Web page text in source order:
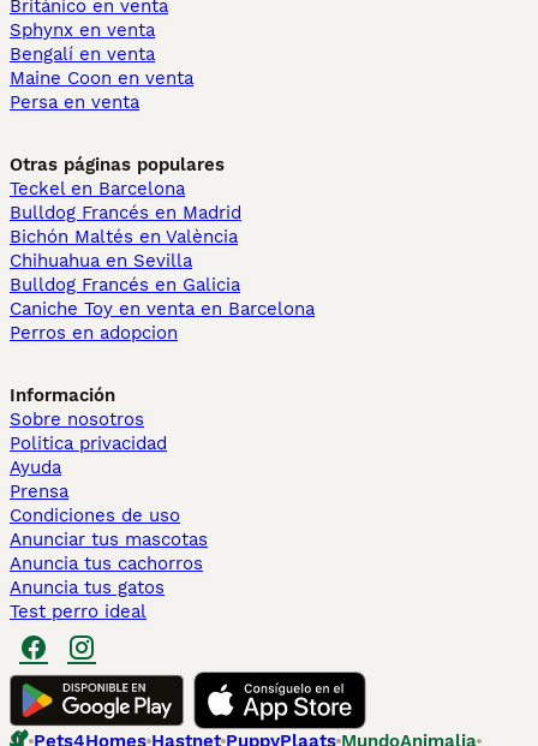
Británico en venta
Sphynx en venta
Bengalí en venta
Maine Coon en venta
Persa en venta
Otras páginas populares
Teckel en Barcelona
Bulldog Francés en Madrid
Bichón Maltés en València
Chihuahua en Sevilla
Bulldog Francés en Galicia
Caniche Toy en venta en Barcelona
Perros en adopcion
Información
Sobre nosotros
Politica privacidad
Ayuda
Prensa
Condiciones de uso
Anunciar tus mascotas
Anuncia tus cachorros
Anuncia tus gatos
Test perro ideal